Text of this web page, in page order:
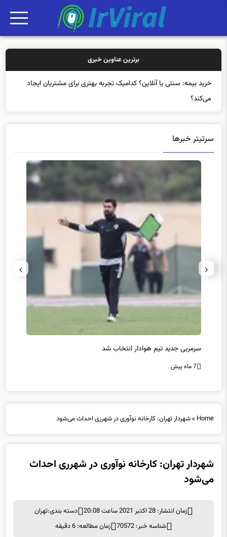
برترین عناوین خبری
خرید بیمه:
سرمربی جدید تیم هوادار انتخاب شد
7 ماه پیش
می‌شود
شناسه خبر: 70572
زمان مطالعه: 6 دقیقه